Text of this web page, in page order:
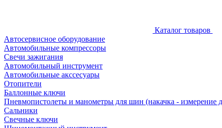
Каталог товаров
Автосервисное оборудование
Автомобильные компрессоры
Свечи зажигания
Автомобильный инструмент
Автомобильные акссесуары
Отопители
Баллонные ключи
Пневмопистолеты и манометры для шин (накачка - измерение
Сальники
Свечные ключи